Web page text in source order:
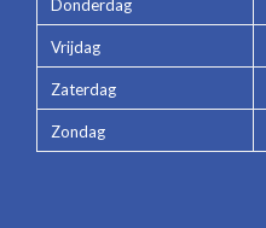
Donderdag
Vrijdag
Zaterdag
Zondag